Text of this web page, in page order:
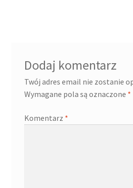
Dodaj komentarz
Twój adres email nie zostanie
Wymagane pola są oznaczone *
Komentarz *